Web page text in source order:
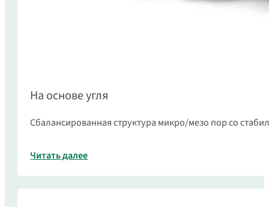
На основе угля
Сбалансированная структура микро/мезо пор со
Читать далее